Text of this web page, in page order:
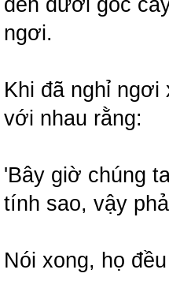
đến dưới gốc
ngơi.
Khi đã nghỉ ngơi
với nhau rằng:
'Bây giờ chúng
tính sao, vậy
Nói xong, họ